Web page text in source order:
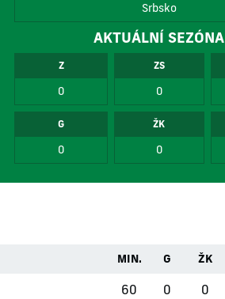
Srbsko
AKTUÁLNÍ SEZÓNA
Z
0
ZS
0
G
0
ŽK
0
MIN. G ŽK
60 0 0